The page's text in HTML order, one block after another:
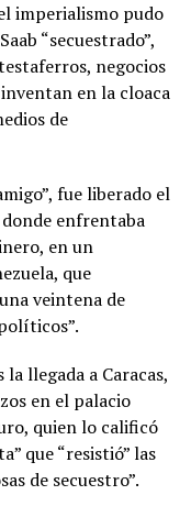
imperialismo pudo
“secuestrado”,
negocios
en la cloaca
de
fue liberado el
donde enfrentaba
en un
que
veintena de
llegada a Caracas,
en el palacio
quien lo calificó
que “resistió” las
de secuestro”.